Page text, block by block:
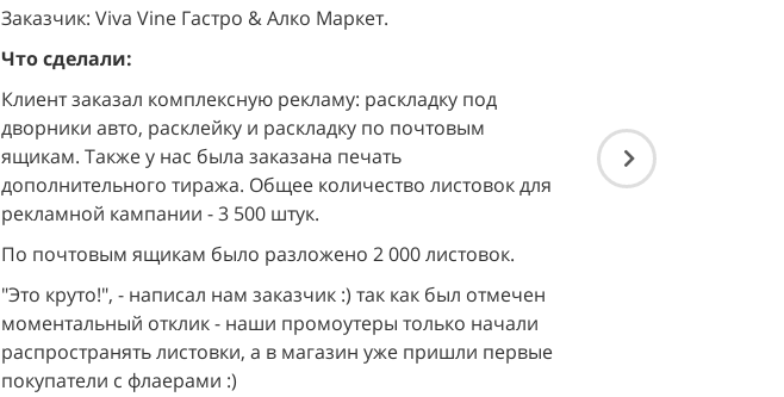
Заказчик: Viva Vine Гастро & Алко Маркет.
Что сделали:
Клиент заказал комплексную рекламу: раскладку под
дворники авто, расклейку и раскладку по почтовым
ящикам. Также у нас была заказана печать
дополнительного тиража. Общее количество листовок для
рекламной кампании - 3 500 штук.
По почтовым ящикам было разложено 2 000 листовок.
"Это круто!", - написал нам заказчик :) так как был отмечен
моментальный отклик - наши промоутеры только начали
распространять листовки, а в магазин уже пришли первые
покупатели с флаерами :)